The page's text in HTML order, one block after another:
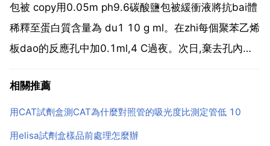
水...
包被 copy用0.05m ph9.6碳酸鹽包被緩衝液將抗bai體
稀釋至蛋白質含量為 du1 10 g ml。在zhi每個聚苯乙烯
板dao的反應孔中加0.1ml,4 C過夜。次日,棄去孔內溶
0.05m碳酸鹽緩衝液 na?co3 1.59克 ...
相關推薦
用CAT試劑盒測CAT為什麼對照管的吸光度比測定管低 10
用elisa試劑盒樣品前處理怎麼辦